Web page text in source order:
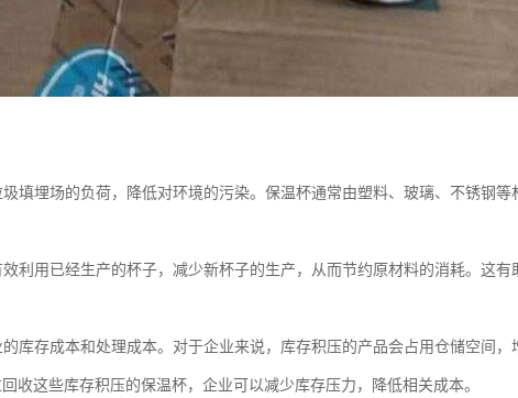
填埋场的负荷，降低对环境的污染。保温杯通常由塑料、玻璃、不锈钢等
利用已经生产的杯子，减少新杯子的生产，从而节约原材料的消耗。这有
库存成本和处理成本。对于企业来说，库存积压的产品会占用仓储空间，
收这些库存积压的保温杯，企业可以减少库存压力，降低相关成本。